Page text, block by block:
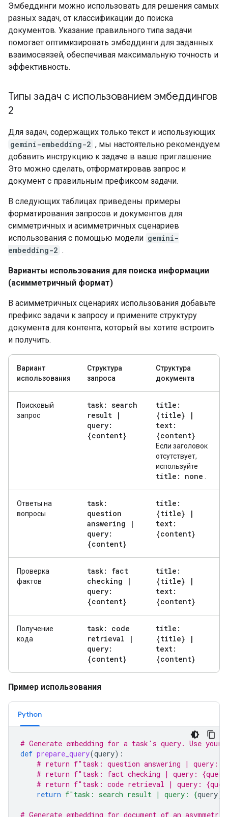
Эмбеддинги можно использовать для решения самых
разных задач, от классификации до поиска
документов. Указание правильного типа задачи
помогает оптимизировать эмбеддинги для заданных
взаимосвязей, обеспечивая максимальную точность и
эффективность.
Типы задач с использованием эмбеддингов
2
Для задач, содержащих только текст и использующих
gemini-embedding-2 , мы настоятельно рекомендуем
добавить инструкцию к задаче в ваше приглашение.
Это можно сделать, отформатировав запрос и
документ с правильным префиксом задачи.
В следующих таблицах приведены примеры
форматирования запросов и документов для
симметричных и асимметричных сценариев
использования с помощью модели gemini-
embedding-2 .
Варианты использования для поиска информации
(асимметричный формат)
В асимметричных сценариях использования добавьте
префикс задачи к запросу и примените структуру
документа для контента, который вы хотите встроить
и получить.
Вариант
использования
Структура
запроса
Структура
документа
Поисковый
запрос
task: search
result
|
query:
{content}
title:
{title}
|
text:
{content}
Если заголовок
отсутствует,
используйте
title: none
Ответы на
вопросы
task:
question
answering
|
query:
{content}
title:
{title}
|
text:
{content}
Проверка
фактов
task: fact
checking
|
query:
{content}
title:
{title}
|
text:
{content}
Получение
кода
task: code
retrieval
|
query:
{content}
title:
{title}
|
text:
{content}
Пример использования
Python
# Generate embedding for a task's query. Use
def prepare_query(query):
# return f"task: question answering | query:
# return f"task: fact checking | query:
# return f"task: code retrieval | query:
return f"task: search result | query: {query}
# Generate embedding for document of an